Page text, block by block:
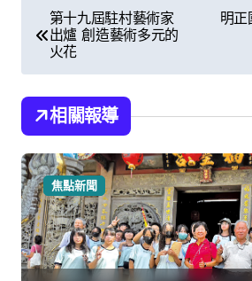
章
導
覽
第十九屆駐村藝術家
出爐 創造藝術多元的
火花
明
相關報導
焦點新聞